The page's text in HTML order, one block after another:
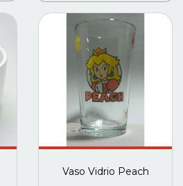
Vaso Vidrio Peach